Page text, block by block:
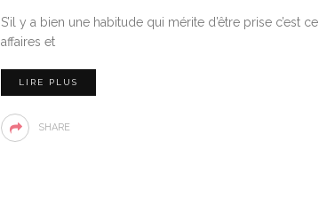
S’il y a bien une habitude qui mérite d’être prise c’est
affaires et
LIRE PLUS
SHARE